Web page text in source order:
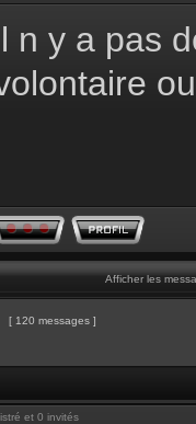
n y a pas
Afficher les
[ 120 messages ]
et 0 invités